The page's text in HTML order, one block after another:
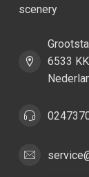
scenery
6533